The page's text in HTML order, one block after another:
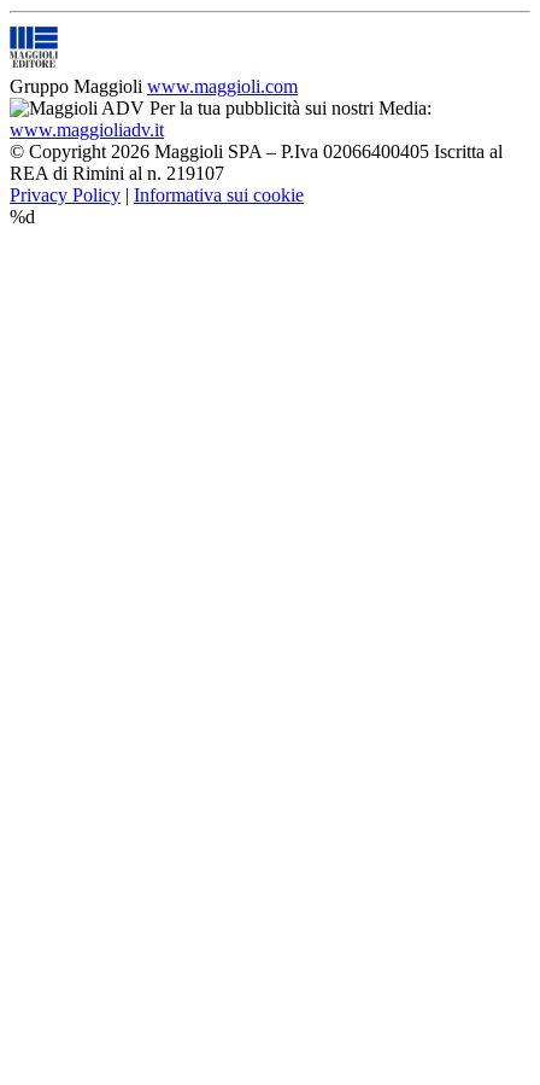
Gruppo Maggioli www.maggioli.com
Per la tua pubblicità sui nostri Media:
www.maggioliadv.it
© Copyright 2026 Maggioli SPA – P.Iva 02066400405 Iscritta al
REA di Rimini al n. 219107
Privacy Policy | Informativa sui cookie
%d